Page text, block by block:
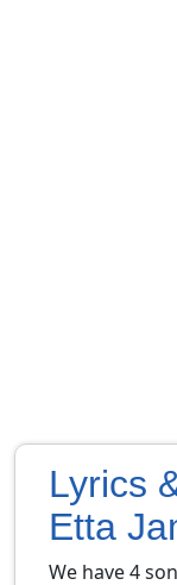
Lyrics
Etta
We have 4